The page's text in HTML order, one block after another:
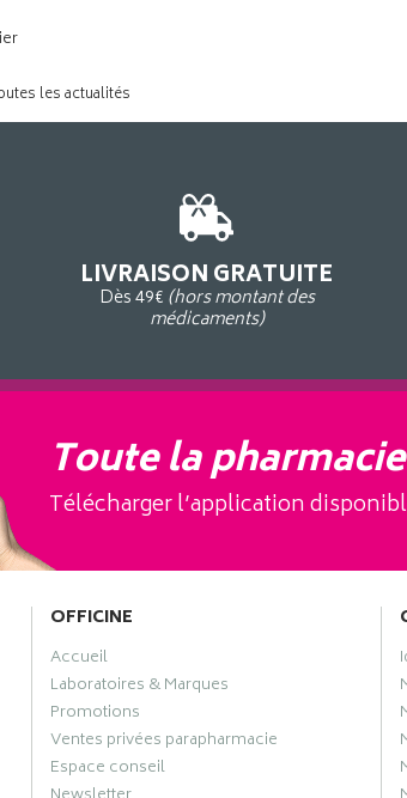
les actualités
LIVRAISON GRATUITE
Dès 49€ (hors montant des
médicaments)
Toute la
Télécharger l’application
OFFICINE
Accueil
Laboratoires & Marques
Promotions
Ventes privées parapharmacie
Espace conseil